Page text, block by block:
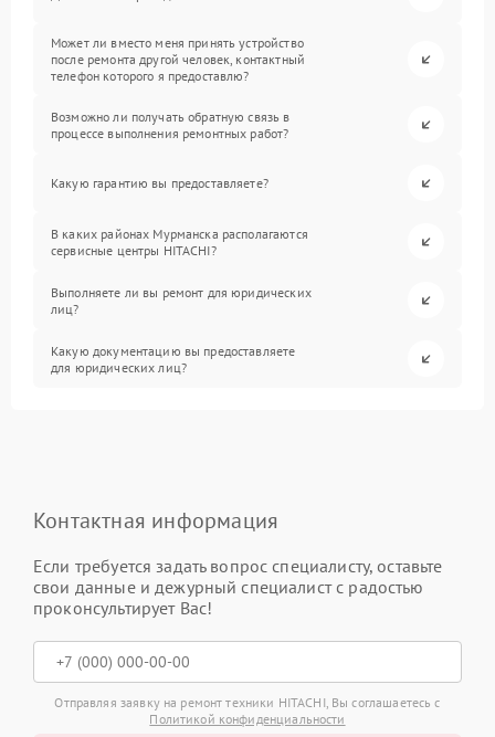
Может ли вместо меня принять устройство
после ремонта другой человек, контактный
телефон которого я предоставлю?
Возможно ли получать обратную связь в
процессе выполнения ремонтных работ?
Какую гарантию вы предоставляете?
В каких районах Мурманска располагаются
сервисные центры HITACHI?
Выполняете ли вы ремонт для юридических
лиц?
Какую документацию вы предоставляете
для юридических лиц?
Контактная информация
Если требуется задать вопрос специалисту, оставьте
свои данные и дежурный специалист с радостью
проконсультирует Вас!
Отправляя заявку на ремонт техники HITACHI, Вы соглашаетесь с
Политикой конфиденциальности